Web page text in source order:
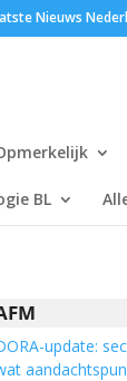
Nieuws
BL
update: